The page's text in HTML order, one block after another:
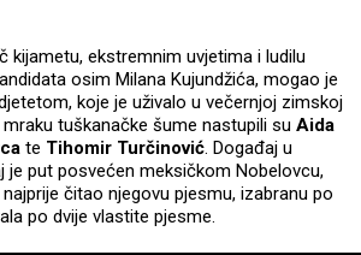
ekstremnim uvjetima i ludilu
osim Milana Kujundžića, mogao je
koje je uživalo u večernjoj zimskoj
tuškanačke šume nastupili su Aida
te Tihomir Turčinović. Događaj u
je put posvećen meksičkom Nobelovcu,
čitao njegovu pjesmu, izabranu po
po dvije vlastite pjesme.